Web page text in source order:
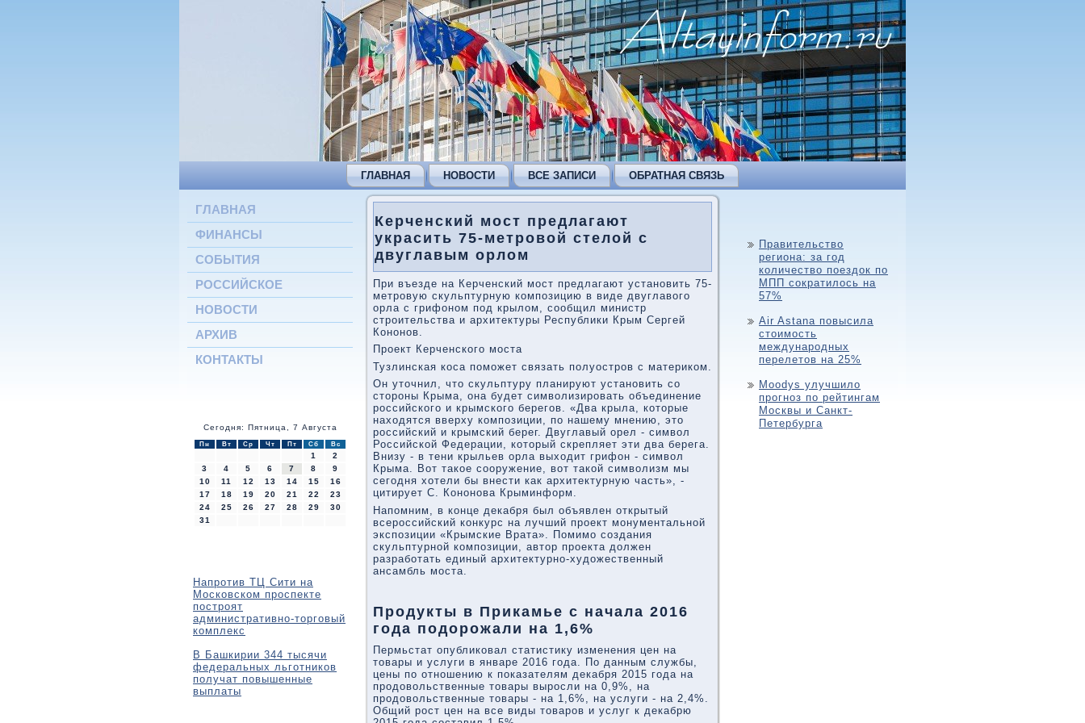
ГЛАВНАЯ НОВОСТИ ВСЕ ЗАПИСИ ОБРАТНАЯ СВЯЗЬ
ГЛАВНАЯ
ФИНАНСЫ
СОБЫТИЯ
РОССИЙСКОЕ
НОВОСТИ
АРХИВ
КОНТАКТЫ
Сегодня: Пятница, 7 Августа
Пн Вт Ср Чт Пт Сб Вс
1
2
3
4 5 6 7 8
9
10
11 12 13 14 15
16
17
18 19 20 21 22
23
24
25 26 27 28 29
30
31
Напротив ТЦ Сити на
Московском проспекте
построят
административно-торговый
комплекс
В Башкирии 344 тысячи
федеральных льготников
получат повышенные
выплаты
Керченский мост предлагают
украсить 75-метровой стелой с
двуглавым орлом
При въезде на Керченский мост предлагают установить 75-
метровую скульптурную композицию в виде двуглавого
орла с грифоном под крылом, сообщил министр
строительства и архитектуры Республики Крым Сергей
Кононов.
Проект Керченского моста
Тузлинская коса поможет связать полуостров с материком.
Он уточнил, что скульптуру планируют установить со
стороны Крыма, она будет символизировать объединение
российского и крымского берегов. «Два крыла, которые
находятся вверху композиции, по нашему мнению, это
российский и крымский берег. Двуглавый орел - символ
Российской Федерации, который скрепляет эти два берега.
Внизу - в тени крыльев орла выходит грифон - символ
Крыма. Вот такое сооружение, вот такой символизм мы
сегодня хотели бы внести как архитектурную часть», -
цитирует С. Кононова Крыминформ.
Напомним, в конце декабря был объявлен открытый
всероссийский конкурс на лучший проект монументальной
экспозиции «Крымские Врата». Помимо создания
скульптурной композиции, автор проекта должен
разработать единый архитектурно-художественный
ансамбль моста.
Продукты в Прикамье с начала 2016
года подорожали на 1,6%
Пермьстат опубликовал статистику изменения цен на
товары и услуги в январе 2016 года. По данным службы,
цены по отношению к показателям декабря 2015 года на
продовольственные товары выросли на 0,9%, на
продовольственные товары - на 1,6%, на услуги - на 2,4%.
Общий рост цен на все виды товаров и услуг к декабрю
Правительство
региона: за год
количество поездок по
МПП сократилось на
57%
Air Astana повысила
стоимость
международных
перелетов на 25%
Moodys улучшило
прогноз по рейтингам
Москвы и Санкт-
Петербурга